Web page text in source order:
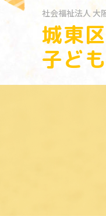
社会福祉法人大
城東区
子ど